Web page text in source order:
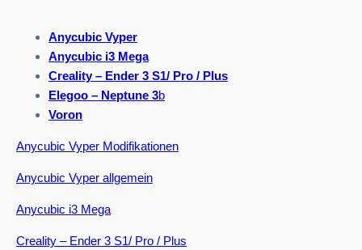
Anycubic Vyper
Anycubic i3 Mega
Creality – Ender 3 S1/ Pro / Plus
Elegoo – Neptune 3b
Voron
Anycubic Vyper Modifikationen
Anycubic Vyper allgemein
Anycubic i3 Mega
Creality – Ender 3 S1/ Pro / Plus